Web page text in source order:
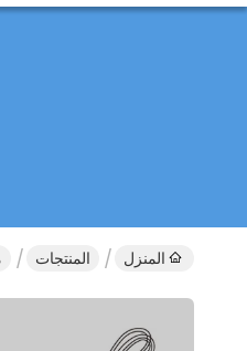
المنزل المنتجات